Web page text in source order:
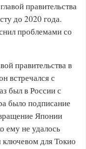
правительства
до 2020 года.
проблемами со
правительства в
встречался с
был в России с
было подписание
Японии
ему не удалось
ключевом для Токио